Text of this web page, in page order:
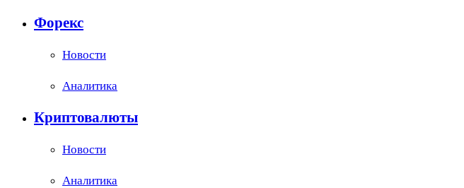
Форекс
Новости
Аналитика
Криптовалюты
Новости
Аналитика